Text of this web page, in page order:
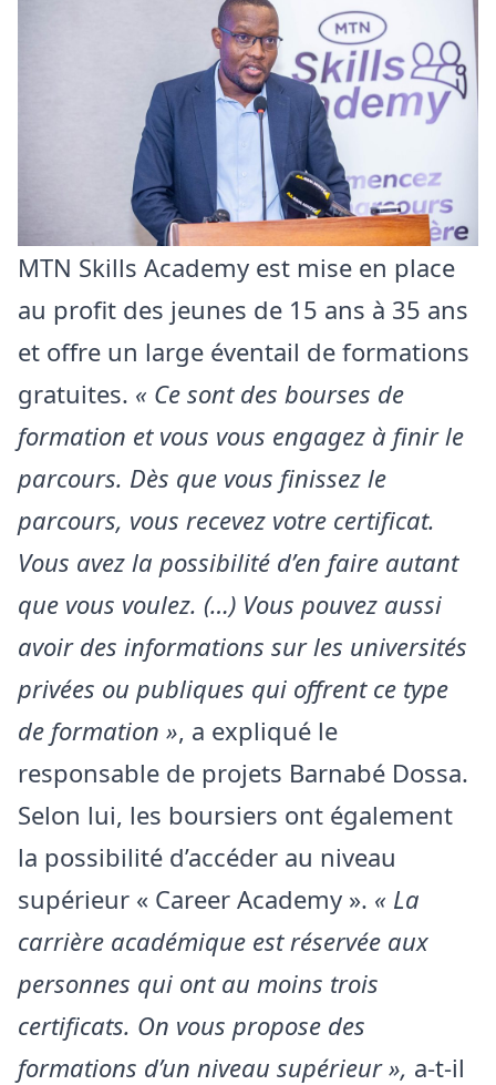
MTN Skills Academy est mise en place
au profit des jeunes de 15 ans à 35 ans
et offre un large éventail de formations
gratuites. « Ce sont des bourses de
formation et vous vous engagez à finir le
parcours. Dès que vous finissez le
parcours, vous recevez votre certificat.
Vous avez la possibilité d’en faire autant
que vous voulez. (…) Vous pouvez aussi
avoir des informations sur les universités
privées ou publiques qui offrent ce type
de formation », a expliqué le
responsable de projets Barnabé Dossa.
Selon lui, les boursiers ont également
la possibilité d’accéder au niveau
supérieur « Career Academy ». « La
carrière académique est réservée aux
personnes qui ont au moins trois
certificats. On vous propose des
formations d’un niveau supérieur », a-t-il